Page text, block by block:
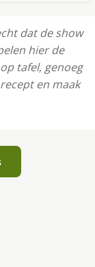
dat de show
hier de
tafel, genoeg
en maak